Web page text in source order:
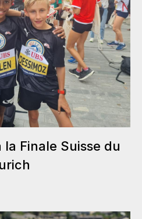
Finale Suisse du